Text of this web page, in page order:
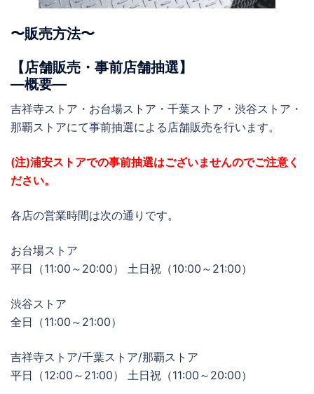
〜販売方法〜
【店舗販売・事前店舗抽選】
―概要―
吉祥寺ストア・お台場ストア・千葉ストア・渋谷ストア・
那覇ストアにて事前抽選による店舗販売を行います。
(注)浦安ストアでの事前抽選はございませんのでご注意く
ださい。
各店の営業時間は次の通りです。
お台場ストア
平日（11:00～20:00） 土日祝（10:00～21:00）
渋谷ストア
全日（11:00～21:00）
吉祥寺ストア/千葉ストア/那覇ストア
平日（12:00～21:00） 土日祝（11:00～20:00）